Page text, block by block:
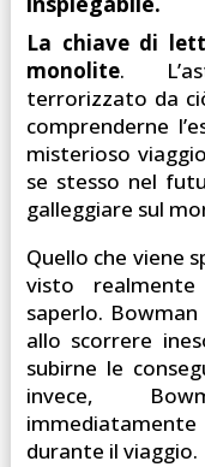
La chiave di
monolite.
terrorizzato da
comprenderne
misterioso
se stesso nel
galleggiare sul
Quello che viene
visto realmente
saperlo.
allo scorrere
subirne le
invece,
durante il viaggio.